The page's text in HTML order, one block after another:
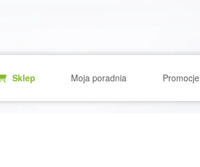
Sklep Moja poradnia Promocje